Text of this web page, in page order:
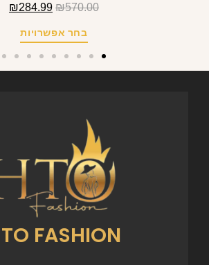
₪570.00
₪284.99
בחר אפשרויות
FASHION